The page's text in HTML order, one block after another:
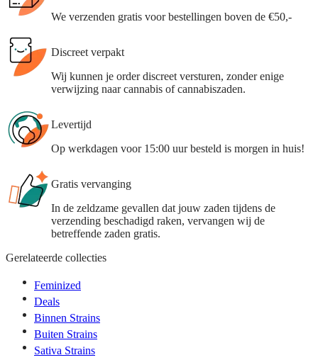
We verzenden gratis voor bestellingen boven de €50,-
Discreet verpakt
Wij kunnen je order discreet versturen, zonder enige
verwijzing naar cannabis of cannabiszaden.
Levertijd
Op werkdagen voor 15:00 uur besteld is morgen in huis!
Gratis vervanging
In de zeldzame gevallen dat jouw zaden tijdens de
verzending beschadigd raken, vervangen wij de
betreffende zaden gratis.
Gerelateerde collecties
Feminized
Deals
Binnen Strains
Buiten Strains
Sativa Strains